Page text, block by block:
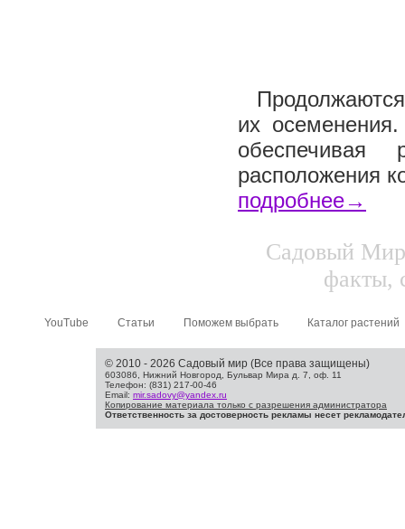
их
обеспечивая
расположения
подробнее→
Садовый
факты,
YouTube Статьи Поможем выбрать Каталог растений
© 2010 - 2026 Садовый мир (Все права защищены)
603086, Нижний Новгород, Бульвар Мира д. 7, оф. 11
Телефон: (831) 217-00-46
Email: mir.sadovy@yandex.ru
Копирование материала только с разрешения администратора
Ответственность за достоверность рекламы несет